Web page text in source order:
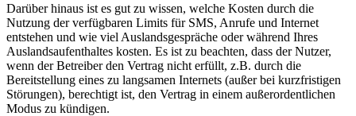
Darüber hinaus ist es gut zu wissen, welche Kosten durch die
Nutzung der verfügbaren Limits für SMS, Anrufe und Internet
entstehen und wie viel Auslandsgespräche oder während Ihres
Auslandsaufenthaltes kosten. Es ist zu beachten, dass der Nutzer,
wenn der Betreiber den Vertrag nicht erfüllt, z.B. durch die
Bereitstellung eines zu langsamen Internets (außer bei kurzfristigen
Störungen), berechtigt ist, den Vertrag in einem außerordentlichen
Modus zu kündigen.